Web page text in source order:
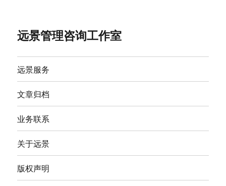
远景管理咨询工作室
远景服务
文章归档
业务联系
关于远景
版权声明